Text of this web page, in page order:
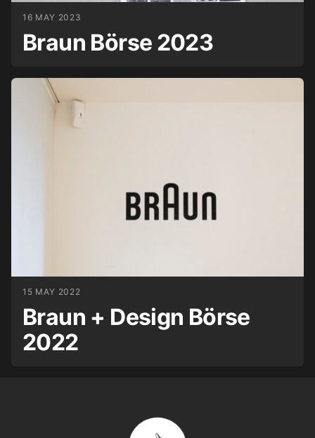
16 MAY 2023
Braun Börse 2023
15 MAY 2022
Braun + Design Börse
2022